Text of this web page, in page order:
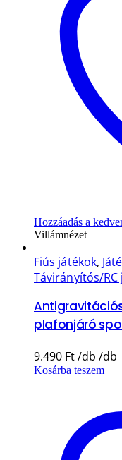
Hozzáadás a
Villámnézet
Fiús játékok,
Távirányítós/RC
plafonjáró
9.490 Ft
Kosárba teszem